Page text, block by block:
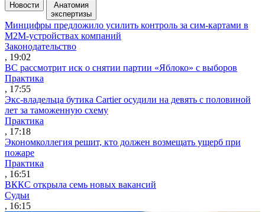
Новости
Анатомия
экспертизы
Минцифры предложило усилить контроль за сим-картами в
M2M-устройствах компаний
Законодательство
, 19:02
ВС рассмотрит иск о снятии партии «Яблоко» с выборов
Практика
, 17:55
Экс-владельца бутика Cartier осудили на девять с половиной
лет за таможенную схему
Практика
, 17:18
Экономколлегия решит, кто должен возмещать ущерб при
пожаре
Практика
, 16:51
ВККС открыла семь новых вакансий
Судьи
, 16:15